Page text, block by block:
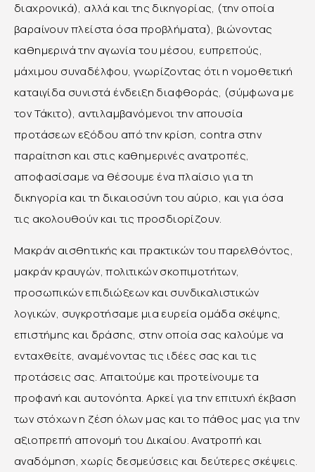
διαχρονικά), αλλά και της δικηγορίας, (την οποία
βαραίνουν πλείστα όσα προβλήματα), βιώνοντας
καθημερινά την αγωνία του μέσου, ευπρεπούς,
μάχιμου συναδέλφου, γνωρίζοντας ότι η νομοθετική
καταιγίδα συνιστά ένδειξη διαφθοράς, (σύμφωνα με
τον Τάκιτο), αντιλαμβανόμενοι την απουσία
προτάσεων εξόδου από την κρίση, contra στην
παραίτηση και στις καθημερινές ανατροπές,
αποφασίσαμε να θέσουμε ένα πλαίσιο για τη
δικηγορία και τη δικαιοσύνη του αύριο, και για όσα
τις ακολουθούν και τις προσδιορίζουν.
Μακράν αισθητικής και πρακτικών του παρελθόντος,
μακράν κραυγών, πολιτικών σκοπιμοτήτων,
προσωπικών επιδιώξεων και συνδικαλιστικών
λογικών, συγκροτήσαμε μια ευρεία ομάδα σκέψης,
επιστήμης και δράσης, στην οποία σας καλούμε να
ενταχθείτε, αναμένοντας τις ιδέες σας και τις
προτάσεις σας. Απαιτούμε και προτείνουμε τα
προφανή και αυτονόητα. Αρκεί για την επιτυχή έκβαση
των στόχων η ζέση όλων μας και το πάθος μας για την
αξιοπρεπή απονομή του Δικαίου. Ανατροπή και
αναδόμηση, χωρίς δεσμεύσεις και δεύτερες σκέψεις.